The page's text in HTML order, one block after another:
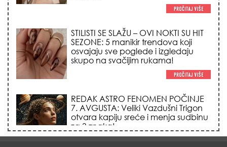
REDAK ASTRO FENOMEN POČINJE
7. AVGUSTA: Veliki Vazdušni Trigon
otvara kapiju sreće i menja sudbinu
za 3 znaka!
LJUDI U SRBIJI MASOVNO KUPUJU
OVO ČUDO OD 200 DINARA: Trik sa
peškirom i ledom koji rashlađuje stan
na +35 za 10 minuta (BEZ KLIME)!